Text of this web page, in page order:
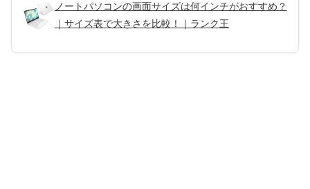
ノートパソコンの画面サイズは何インチがおすすめ？
｜サイズ表で大きさを比較！｜ランク王